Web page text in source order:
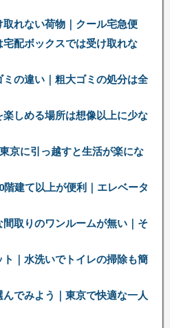
れない荷物｜クール宅急便
配ボックスでは受け取れな
の違い｜粗大ゴミの処分は全
しめる場所は想像以上に少な
京に引っ越すと生活が楽にな
建て以上が便利｜エレベータ
取りのワンルームが無い｜そ
｜水洗いでトイレの掃除も簡
でみよう｜東京で快適な一人